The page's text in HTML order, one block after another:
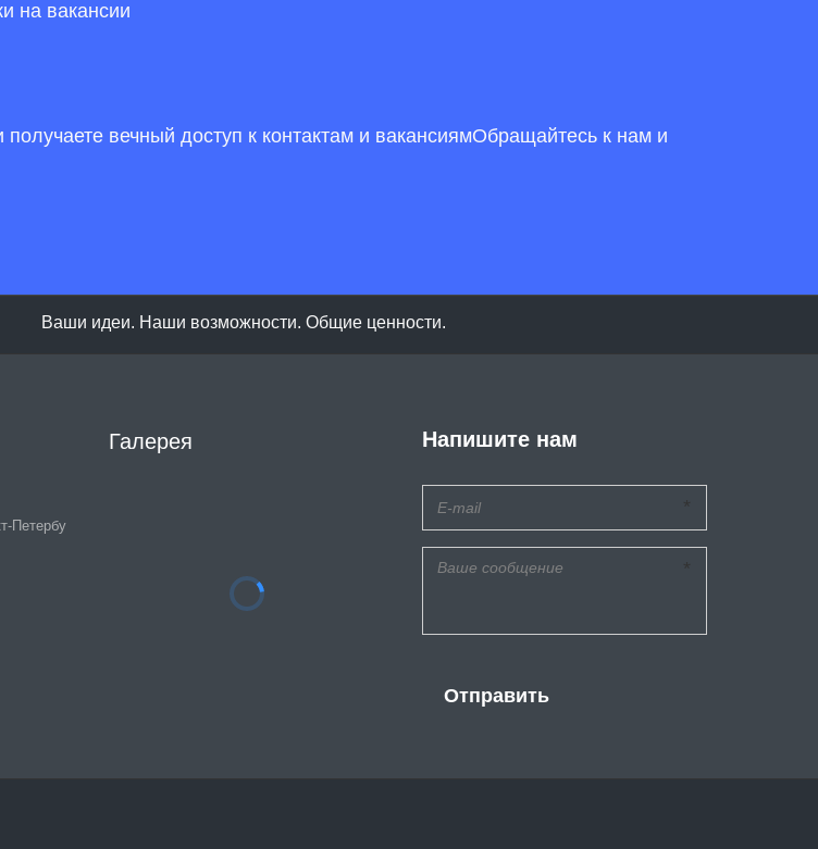
на вакансии
вечный доступ к контактам и вакансиямОбращайтесь к нам и
Ваши идеи. Наши возможности. Общие ценности.
Петербу
Галерея Напишите нам
*
*
Отправить